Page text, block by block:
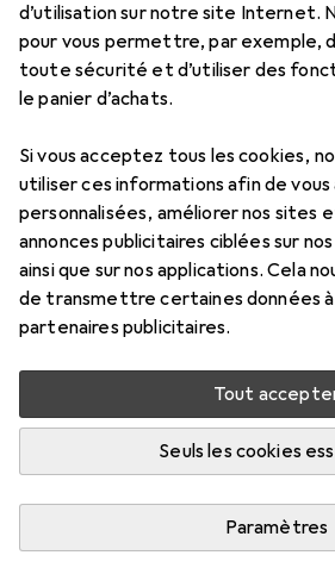
d’utilisation sur notre site Internet.
pour vous permettre, par exemple,
toute sécurité et d’utiliser des
le panier d’achats.
Si vous acceptez tous les cookies,
utiliser ces informations afin de
personnalisées, améliorer nos sites
annonces publicitaires ciblées sur
ainsi que sur nos applications. Cela
de transmettre certaines données
partenaires publicitaires.
Tout
Seuls les cookies
Paramètres
Accessoires pour
MPVZ-180.6
Ici, vous trouverez des accessoires
produit Omnitronic MPVZ-180.6 de
d'enceinte.
Pertinence
Liste des produits
EUR
59,61
Installez
100 m, 2.50 mm²² mm